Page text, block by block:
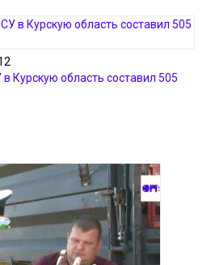
Курскую область составил 505